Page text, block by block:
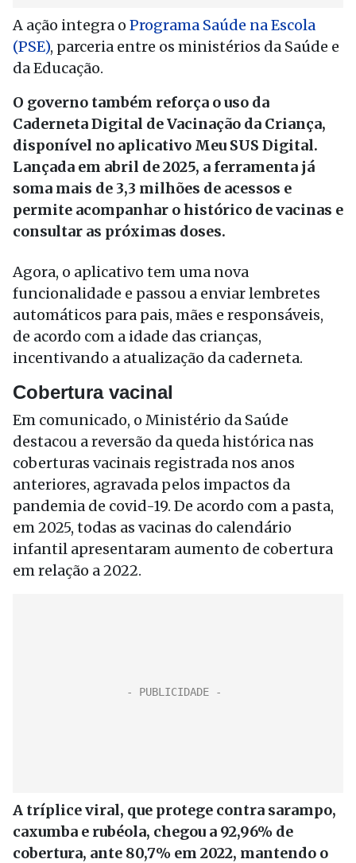
A ação integra o Programa Saúde na Escola
(PSE), parceria entre os ministérios da Saúde e
da Educação.
O governo também reforça o uso da
Caderneta Digital de Vacinação da Criança,
disponível no aplicativo Meu SUS Digital.
Lançada em abril de 2025, a ferramenta já
soma mais de 3,3 milhões de acessos e
permite acompanhar o histórico de vacinas e
consultar as próximas doses.
Agora, o aplicativo tem uma nova
funcionalidade e passou a enviar lembretes
automáticos para pais, mães e responsáveis,
de acordo com a idade das crianças,
incentivando a atualização da caderneta.
Cobertura vacinal
Em comunicado, o Ministério da Saúde
destacou a reversão da queda histórica nas
coberturas vacinais registrada nos anos
anteriores, agravada pelos impactos da
pandemia de covid-19. De acordo com a pasta,
em 2025, todas as vacinas do calendário
infantil apresentaram aumento de cobertura
em relação a 2022.
A tríplice viral, que protege contra sarampo,
caxumba e rubéola, chegou a 92,96% de
cobertura, ante 80,7% em 2022, mantendo o